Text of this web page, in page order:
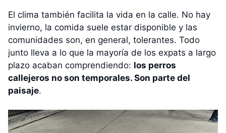
El clima también facilita la vida en la calle. No hay
invierno, la comida suele estar disponible y las
comunidades son, en general, tolerantes. Todo
junto lleva a lo que la mayoría de los expats a largo
plazo acaban comprendiendo: los perros
callejeros no son temporales. Son parte del
paisaje.